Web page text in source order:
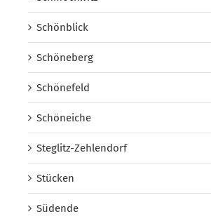
Schönblick
Schöneberg
Schönefeld
Schöneiche
Steglitz-Zehlendorf
Stücken
Südende